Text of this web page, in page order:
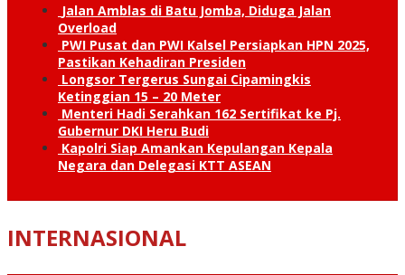
Jalan Amblas di Batu Jomba, Diduga Jalan
Overload
PWI Pusat dan PWI Kalsel Persiapkan HPN 2025,
Pastikan Kehadiran Presiden
Longsor Tergerus Sungai Cipamingkis
Ketinggian 15 – 20 Meter
Menteri Hadi Serahkan 162 Sertifikat ke Pj.
Gubernur DKI Heru Budi
Kapolri Siap Amankan Kepulangan Kepala
Negara dan Delegasi KTT ASEAN
INTERNASIONAL